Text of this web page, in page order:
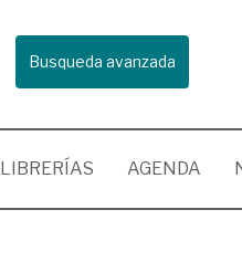
Busqueda avanzada
LIBRERÍAS AGENDA